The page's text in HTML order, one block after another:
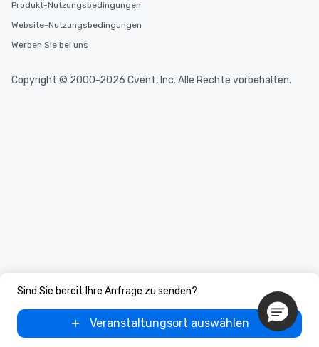
Sind Sie bereit Ihre Anfrage zu senden?
Veranstaltungsort auswählen
Produkt-Nutzungsbedingungen
Website-Nutzungsbedingungen
Werben Sie bei uns
Copyright © 2000-2026 Cvent, Inc. Alle Rechte vorbehalten.